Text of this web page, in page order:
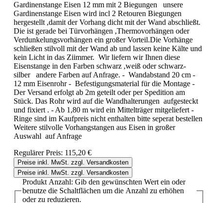
Gardinenstange Eisen 12 mm mit 2 Biegungen unsere
Gardinenstange Eisen wird incl 2 Retouren Biegungen
hergestellt ,damit der Vorhang dicht mit der Wand abschließt.
Die ist gerade bei Türvorhängen ,Thermovorhängen oder
Verdunkelungsvorhängen ein großer Vorteil.Die Vorhänge
schließen stilvoll mit der Wand ab und lassen keine Kälte und
kein Licht in das Ziimmer. Wir liefern wir Ihnen diese
Eisenstange in den Farben schwarz ,weiß oder schwarz-
silber andere Farben auf Anfrage. - Wandabstand 20 cm -
12 mm Eisenrohr - Befestigungsmaterial für die Montage -
Der Versand erfolgt ab 2m geteilt oder per Spedition am
Stück. Das Rohr wird auf die Wandhalterungen aufgesteckt
und fixiert . - Ab 1,80 m wird ein Mittelträger mitgeliefert -
Ringe sind im Kaufpreis nicht enthalten bitte seperat bestellen
Weitere stilvolle Vorhangstangen aus Eisen in großer
Auswahl auf Anfrage
Regulärer Preis: 115,20 €
Preise inkl. MwSt. zzgl. Versandkosten
Preise inkl. MwSt. zzgl. Versandkosten
Produkt Anzahl: Gib den gewünschten Wert ein oder
benutze die Schaltflächen um die Anzahl zu erhöhen
oder zu reduzieren.